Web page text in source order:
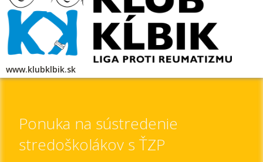
www.klubklbik.sk
Ponuka na sústredenie
stredoškolákov s ŤZP